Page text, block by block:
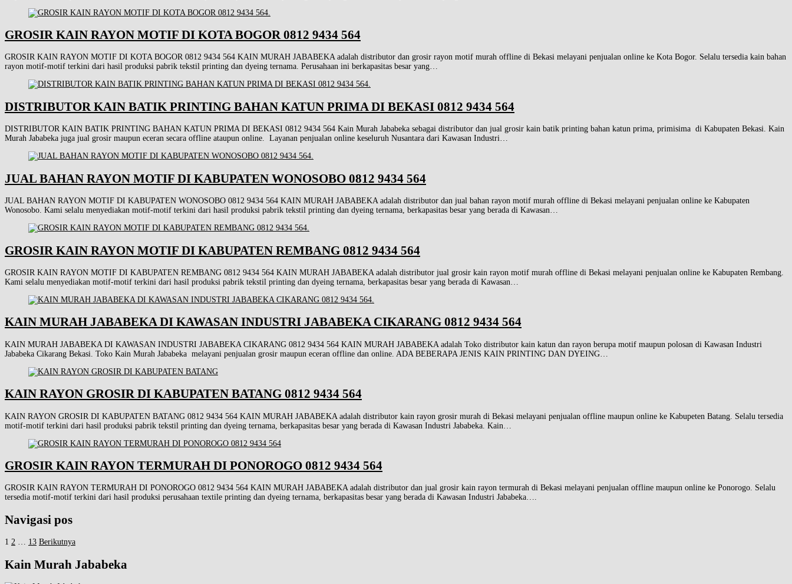
GROSIR KAIN RAYON MOTIF DI KOTA BOGOR 0812 9434 564
GROSIR KAIN RAYON MOTIF DI KOTA BOGOR 0812 9434 564 KAIN MURAH JABABEKA adalah distributor dan grosir rayon motif murah offline di Bekasi melayani penjualan online ke Kota Bogor. Selalu tersedia kain bahan
rayon motif-motif terkini dari hasil produksi pabrik tekstil printing dan dyeing ternama. Perusahaan ini berkapasitas besar yang…
DISTRIBUTOR KAIN BATIK PRINTING BAHAN KATUN PRIMA DI BEKASI 0812 9434 564
DISTRIBUTOR KAIN BATIK PRINTING BAHAN KATUN PRIMA DI BEKASI 0812 9434 564 Kain Murah Jababeka sebagai distributor dan jual grosir kain batik printing bahan katun prima, primisima di Kabupaten Bekasi. Kain
Murah Jababeka juga jual grosir maupun eceran secara offline ataupun online. Layanan penjualan online keseluruh Nusantara dari Kawasan Industri…
JUAL BAHAN RAYON MOTIF DI KABUPATEN WONOSOBO 0812 9434 564
JUAL BAHAN RAYON MOTIF DI KABUPATEN WONOSOBO 0812 9434 564 KAIN MURAH JABABEKA adalah distributor dan jual bahan rayon motif murah offline di Bekasi melayani penjualan online ke Kabupaten
Wonosobo. Kami selalu menyediakan motif-motif terkini dari hasil produksi pabrik tekstil printing dan dyeing ternama, berkapasitas besar yang berada di Kawasan…
GROSIR KAIN RAYON MOTIF DI KABUPATEN REMBANG 0812 9434 564
GROSIR KAIN RAYON MOTIF DI KABUPATEN REMBANG 0812 9434 564 KAIN MURAH JABABEKA adalah distributor jual grosir kain rayon motif murah offline di Bekasi melayani penjualan online ke Kabupaten Rembang.
Kami selalu menyediakan motif-motif terkini dari hasil produksi pabrik tekstil printing dan dyeing ternama, berkapasitas besar yang berada di Kawasan…
KAIN MURAH JABABEKA DI KAWASAN INDUSTRI JABABEKA CIKARANG 0812 9434 564
KAIN MURAH JABABEKA DI KAWASAN INDUSTRI JABABEKA CIKARANG 0812 9434 564 KAIN MURAH JABABEKA adalah Toko distributor kain katun dan rayon berupa motif maupun polosan di Kawasan Industri
Jababeka Cikarang Bekasi. Toko Kain Murah Jababeka melayani penjualan grosir maupun eceran offline dan online. ADA BEBERAPA JENIS KAIN PRINTING DAN DYEING…
KAIN RAYON GROSIR DI KABUPATEN BATANG 0812 9434 564
KAIN RAYON GROSIR DI KABUPATEN BATANG 0812 9434 564 KAIN MURAH JABABEKA adalah distributor kain rayon grosir murah di Bekasi melayani penjualan offline maupun online ke Kabupeten Batang. Selalu tersedia
motif-motif terkini dari hasil produksi pabrik tekstil printing dan dyeing ternama, berkapasitas besar yang berada di Kawasan Industri Jababeka. Kain…
GROSIR KAIN RAYON TERMURAH DI PONOROGO 0812 9434 564
GROSIR KAIN RAYON TERMURAH DI PONOROGO 0812 9434 564 KAIN MURAH JABABEKA adalah distributor dan jual grosir kain rayon termurah di Bekasi melayani penjualan offline maupun online ke Ponorogo. Selalu
tersedia motif-motif terkini dari hasil produksi perusahaan textile printing dan dyeing ternama, berkapasitas besar yang berada di Kawasan Industri Jababeka….
Navigasi pos
1 2 … 13 Berikutnya
Kain Murah Jababeka